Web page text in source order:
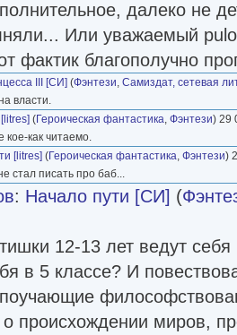
далеко не
Или уважаемый
фактик благополучно
III [СИ] (Фэнтези, Самиздат, сетевая
власти.
(Героическая фантастика, Фэнтези) 29
кое-как читаемо.
[litres] (Героическая фантастика, Фэнтези)
стал писать про баб...
: Начало пути [СИ] (
12-13 лет ведут
в 5 классе? И
происхождении миров,